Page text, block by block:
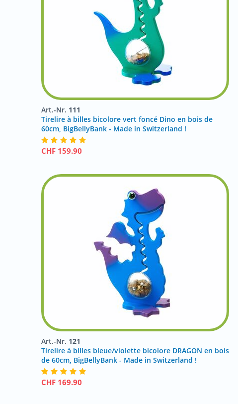
Art.-Nr. 111
Tirelire à billes bicolore vert foncé Dino en bois de
60cm, BigBellyBank - Made in Switzerland !
CHF 159.90
Art.-Nr. 121
Tirelire à billes bleue/violette bicolore DRAGON en bois
de 60cm, BigBellyBank - Made in Switzerland !
CHF 169.90